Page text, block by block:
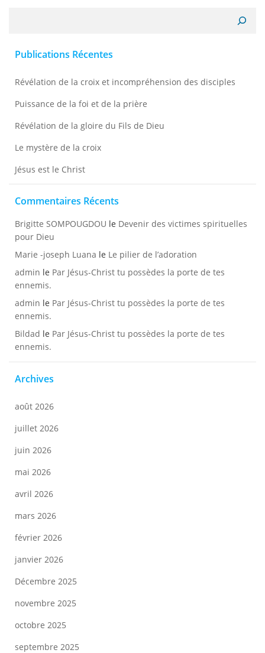
Publications Récentes
Révélation de la croix et incompréhension des disciples
Puissance de la foi et de la prière
Révélation de la gloire du Fils de Dieu
Le mystère de la croix
Jésus est le Christ
Commentaires Récents
Brigitte SOMPOUGDOU le Devenir des victimes spirituelles
pour Dieu
Marie -joseph Luana le Le pilier de l’adoration
admin le Par Jésus-Christ tu possèdes la porte de tes
ennemis.
admin le Par Jésus-Christ tu possèdes la porte de tes
ennemis.
Bildad le Par Jésus-Christ tu possèdes la porte de tes
ennemis.
Archives
août 2026
juillet 2026
juin 2026
mai 2026
avril 2026
mars 2026
février 2026
janvier 2026
Décembre 2025
novembre 2025
octobre 2025
septembre 2025